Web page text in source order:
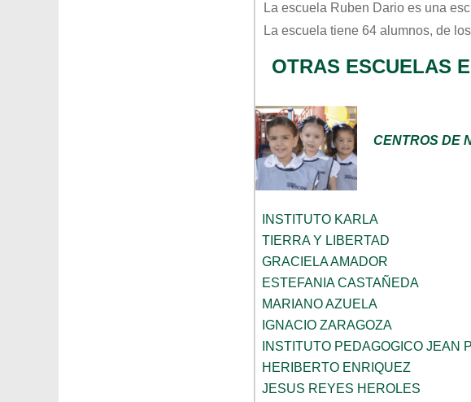
La escuela Ruben Dario es una
La escuela tiene 64 alumnos, de
OTRAS ESCUELAS
CENTROS DE
INSTITUTO KARLA
TIERRA Y LIBERTAD
GRACIELA AMADOR
ESTEFANIA CASTAÑEDA
MARIANO AZUELA
IGNACIO ZARAGOZA
INSTITUTO PEDAGOGICO JEAN
HERIBERTO ENRIQUEZ
JESUS REYES HEROLES